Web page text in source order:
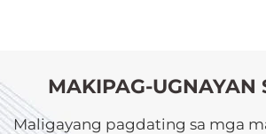
MAKIPAG-UGNAYAN
Maligayang pagdating sa mga